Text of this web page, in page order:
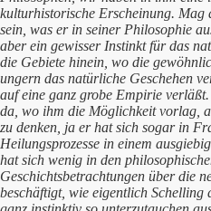
kulturhistorische Erscheinung. Mag
sein, was er in seiner Philosophie
aber ein gewisser Instinkt für das
die Gebiete hinein, wo die
ungern das natürliche Geschehen
auf eine ganz grobe Empirie
da, wo ihm die Möglichkeit vorlag,
zu denken, ja er hat sich sogar in
Heilungsprozesse in einem
hat sich wenig in den
Geschichtsbetrachtungen über die
beschäftigt, wie eigentlich Schelling